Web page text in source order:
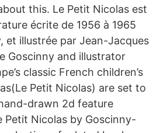
this. Le Petit Nicolas est
écrite de 1956 à 1965
et illustrée par Jean-Jacques
Goscinny and illustrator
classic French children’s
Petit Nicolas) are set to
drawn 2d feature
Petit Nicolas by Goscinny-